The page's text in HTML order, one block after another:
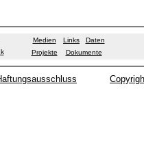
Medien Links
Daten
Projekte
Dokumente